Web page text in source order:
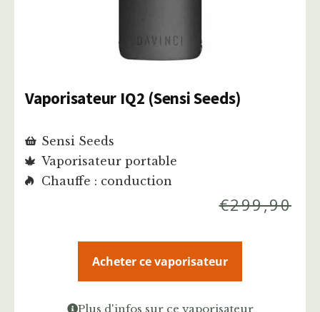
Vaporisateur IQ2 (Sensi Seeds)
Sensi Seeds
Vaporisateur portable
Chauffe : conduction
€299,90
Acheter ce vaporisateur
Plus d'infos sur ce vaporisateur